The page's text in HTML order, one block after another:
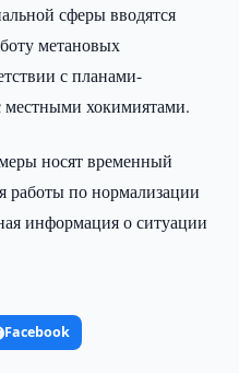
сферы вводятся
метановых
с планами-
местными хокимиятами.
носят временный
работы по нормализации
информация о ситуации
Facebook